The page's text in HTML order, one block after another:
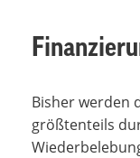
Bisher werden
größtenteils